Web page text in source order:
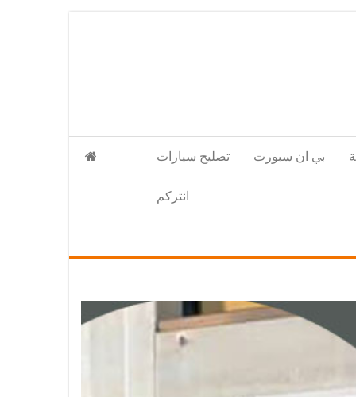
تصليح سيارات بي ان سبورت
انتركم